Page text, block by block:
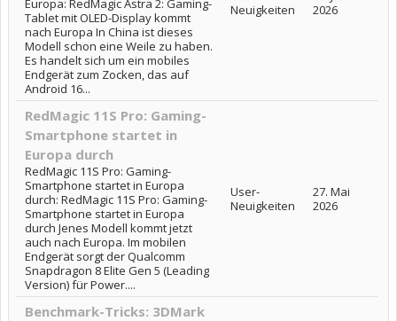
Europa: RedMagic Astra 2: Gaming-
Tablet mit OLED-Display kommt
nach Europa In China ist dieses
Modell schon eine Weile zu haben.
Es handelt sich um ein mobiles
Endgerät zum Zocken, das auf
Android 16...
Neuigkeiten
2026
RedMagic 11S Pro: Gaming-
Smartphone startet in
Europa durch
RedMagic 11S Pro: Gaming-
Smartphone startet in Europa
durch: RedMagic 11S Pro: Gaming-
Smartphone startet in Europa
durch Jenes Modell kommt jetzt
auch nach Europa. Im mobilen
Endgerät sorgt der Qualcomm
Snapdragon 8 Elite Gen 5 (Leading
Version) für Power....
User-
Neuigkeiten
27. Mai
2026
Benchmark-Tricks: 3DMark